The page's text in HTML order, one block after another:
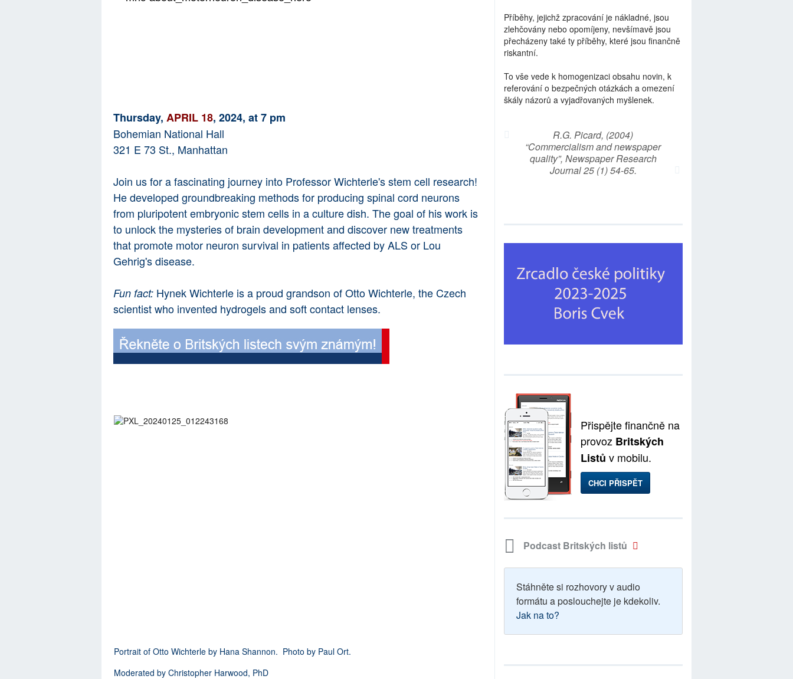
Thursday, APRIL 18, 2024, at 7 pm
Bohemian National Hall
321 E 73 St., Manhattan
Join us for a fascinating journey into Professor Wichterle's stem cell research!
He developed groundbreaking methods for producing spinal cord neurons
from pluripotent embryonic stem cells in a culture dish. The goal of his work is
to unlock the mysteries of brain development and discover new treatments
that promote motor neuron survival in patients affected by ALS or Lou
Gehrig's disease.
Fun fact: Hynek Wichterle is a proud grandson of Otto Wichterle, the Czech
scientist who invented hydrogels and soft contact lenses.
Portrait of Otto Wichterle by Hana Shannon. Photo by Paul Ort.
Moderated by Christopher Harwood, PhD
Příběhy, jejichž zpracování je nákladné, jsou
zlehčovány nebo opomíjeny, nevšímavě jsou
přecházeny také ty příběhy, které jsou finančně
riskantní.
To vše vede k homogenizaci obsahu novin, k
referování o bezpečných otázkách a omezení
škály názorů a vyjadřovaných myšlenek.
R.G. Picard, (2004)
“Commercialism and newspaper
quality”, Newspaper Research
Journal 25 (1) 54-65.
Přispějte finančně na
provoz Britských
Listů v mobilu.
CHCI PŘISPĚT
Podcast Britských listů
Stáhněte si rozhovory v audio
formátu a poslouchejte je kdekoliv.
Jak na to?